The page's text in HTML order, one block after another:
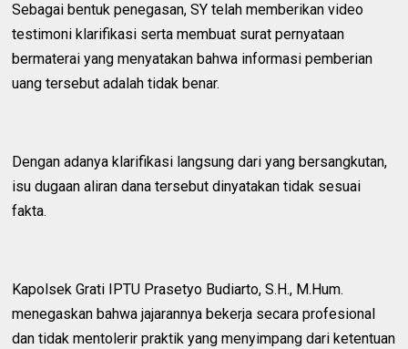
Sebagai bentuk penegasan, SY telah memberikan video
testimoni klarifikasi serta membuat surat pernyataan
bermaterai yang menyatakan bahwa informasi pemberian
uang tersebut adalah tidak benar.
Dengan adanya klarifikasi langsung dari yang bersangkutan,
isu dugaan aliran dana tersebut dinyatakan tidak sesuai
fakta.
Kapolsek Grati IPTU Prasetyo Budiarto, S.H., M.Hum.
menegaskan bahwa jajarannya bekerja secara profesional
dan tidak mentolerir praktik yang menyimpang dari ketentuan